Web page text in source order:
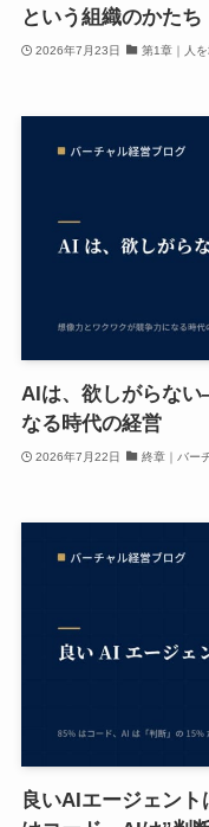
という組織のかたち
2026年7月23日 第1章｜人
AIは、欲しがらな
なる時代の経営
2026年7月22日 終章｜バー
良いAIエージェン